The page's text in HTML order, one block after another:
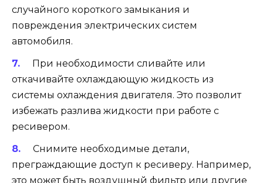
случайного короткого замыкания и
повреждения электрических систем
автомобиля.
При необходимости сливайте или
откачивайте охлаждающую жидкость из
системы охлаждения двигателя. Это позволит
избежать разлива жидкости при работе с
ресивером.
Снимите необходимые детали,
преграждающие доступ к ресиверу. Например,
это может быть воздушный фильтр или другие